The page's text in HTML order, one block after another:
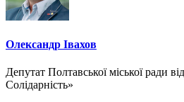
Олександр Івахов
Депутат Полтавської міської ради
Солідарність»